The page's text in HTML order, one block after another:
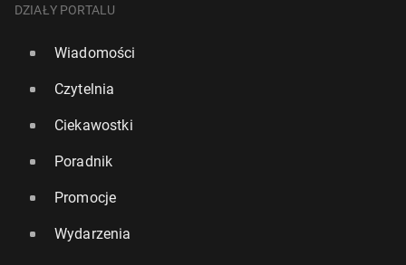
DZIAŁY PORTALU
Wiadomości
Czytelnia
Ciekawostki
Poradnik
Promocje
Wydarzenia